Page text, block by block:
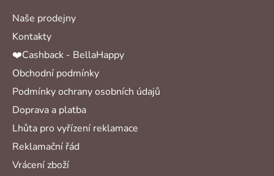
Naše prodejny
Kontakty
❤️Cashback - BellaHappy
Obchodní podmínky
Podmínky ochrany osobních údajů
Doprava a platba
Lhůta pro vyřízení reklamace
Reklamační řád
Vrácení zboží